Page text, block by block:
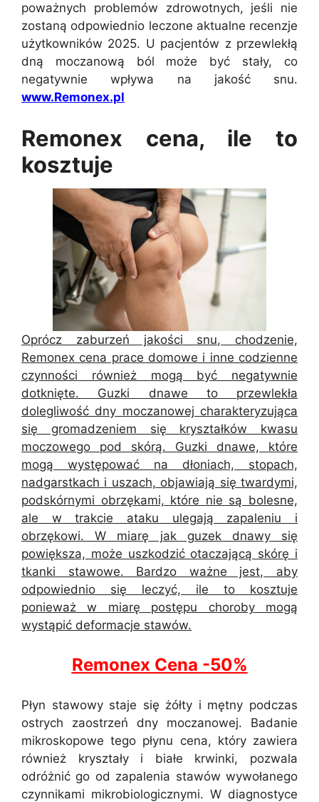
poważnych problemów zdrowotnych, jeśli nie
zostaną odpowiednio leczone aktualne recenzje
użytkowników 2025. U pacjentów z przewlekłą
dną moczanową ból może być stały, co
negatywnie wpływa na jakość snu.
www.Remonex.pl
Remonex cena, ile to
kosztuje
Oprócz zaburzeń jakości snu, chodzenie,
Remonex cena prace domowe i inne codzienne
czynności również mogą być negatywnie
dotknięte. Guzki dnawe to przewlekła
dolegliwość dny moczanowej charakteryzująca
się gromadzeniem się kryształków kwasu
moczowego pod skórą. Guzki dnawe, które
mogą występować na dłoniach, stopach,
nadgarstkach i uszach, objawiają się twardymi,
podskórnymi obrzękami, które nie są bolesne,
ale w trakcie ataku ulegają zapaleniu i
obrzękowi. W miarę jak guzek dnawy się
powiększa, może uszkodzić otaczającą skórę i
tkanki stawowe. Bardzo ważne jest, aby
odpowiednio się leczyć, ile to kosztuje
ponieważ w miarę postępu choroby mogą
wystąpić deformacje stawów.
Remonex Cena -50%
Płyn stawowy staje się żółty i mętny podczas
ostrych zaostrzeń dny moczanowej. Badanie
mikroskopowe tego płynu cena, który zawiera
również kryształy i białe krwinki, pozwala
odróżnić go od zapalenia stawów wywołanego
czynnikami mikrobiologicznymi. W diagnostyce